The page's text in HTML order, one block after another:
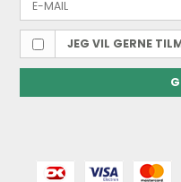
JEG VIL GERNE